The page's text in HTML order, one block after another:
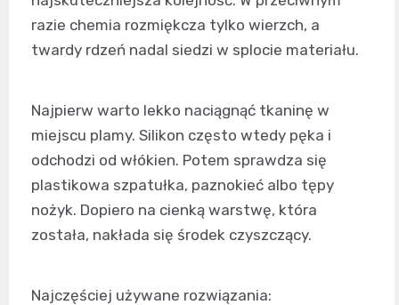
razie chemia rozmiękcza tylko wierzch, a
twardy rdzeń nadal siedzi w splocie materiału.
Najpierw warto lekko naciągnąć tkaninę w
miejscu plamy. Silikon często wtedy pęka i
odchodzi od włókien. Potem sprawdza się
plastikowa szpatułka, paznokieć albo tępy
nożyk. Dopiero na cienką warstwę, która
została, nakłada się środek czyszczący.
Najczęściej używane rozwiązania: